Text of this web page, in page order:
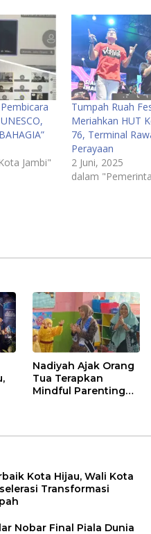
Jambi"
Tumpah Ruah
Meriahkan HUT
76, Terminal
Perayaan
2 Juni, 2025
dalam
Nadiyah Ajak Orang
Tua Terapkan
Mindful Parenting
Kota Hijau, Wali Kota
Transformasi
Nobar Final Piala Dunia